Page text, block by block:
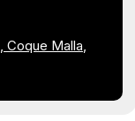
Coque Malla